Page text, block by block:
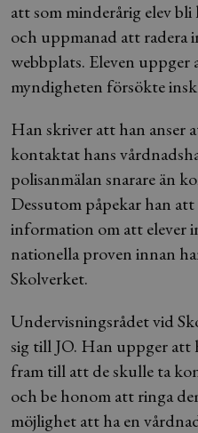
att som minderårig elev
och uppmanad att
webbplats. Eleven
myndigheten försökte
Han skriver att han anser
kontaktat hans
polisanmälan snarare än
Dessutom påpekar han
information om att elever
nationella proven innan
Skolverket.
Undervisningsrådet vid
sig till JO. Han uppger att
fram till att de skulle ta
och be honom att ringa
möjlighet att ha en